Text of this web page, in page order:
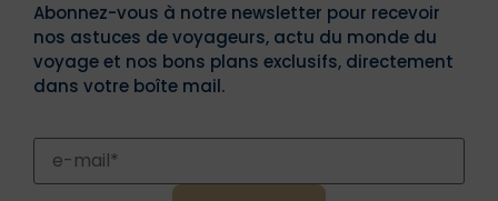
Abonnez-vous à notre newsletter pour recevoir
nos astuces de voyageurs, actu du monde du
voyage et nos bons plans exclusifs, directement
dans votre boîte mail.